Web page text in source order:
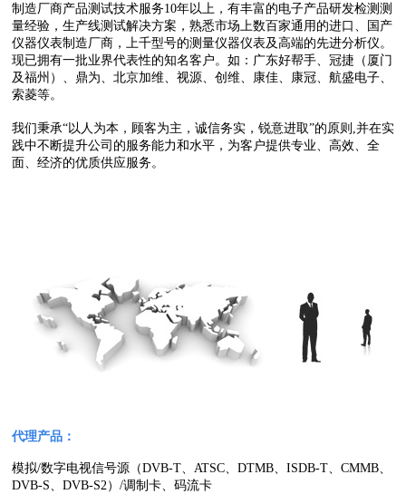
制造厂商产品测试技术服务10年以上，有丰富的电子产品研发检测测
量经验，生产线测试解决方案，熟悉市场上数百家通用的进口、国产
仪器仪表制造厂商，上千型号的测量仪器仪表及高端的先进分析仪。
现已拥有一批业界代表性的知名客户。如：广东好帮手、冠捷（厦门
及福州）、鼎为、北京加维、视源、创维、康佳、康冠、航盛电子、
索菱等。
我们秉承“以人为本，顾客为主，诚信务实，锐意进取”的原则,并在实
践中不断提升公司的服务能力和水平，为客户提供专业、高效、全
面、经济的优质供应服务。
代理产品：
模拟/数字电视信号源（DVB-T、ATSC、DTMB、ISDB-T、CMMB、
DVB-S、DVB-S2）/调制卡、码流卡